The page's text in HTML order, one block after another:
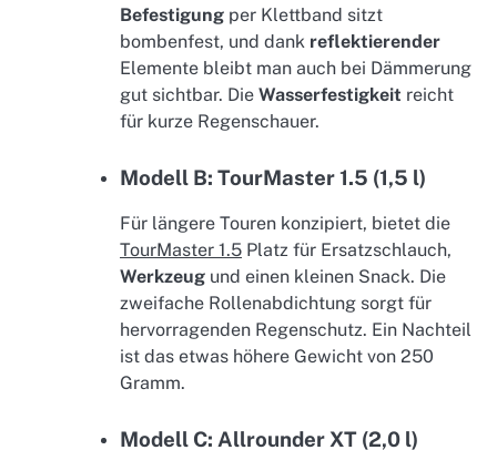
Befestigung per Klettband sitzt
bombenfest, und dank reflektierender
Elemente bleibt man auch bei Dämmerung
gut sichtbar. Die Wasserfestigkeit reicht
für kurze Regenschauer.
Modell B: TourMaster 1.5 (1,5 l)
Für längere Touren konzipiert, bietet die
TourMaster 1.5 Platz für Ersatzschlauch,
Werkzeug und einen kleinen Snack. Die
zweifache Rollenabdichtung sorgt für
hervorragenden Regenschutz. Ein Nachteil
ist das etwas höhere Gewicht von 250
Gramm.
Modell C: Allrounder XT (2,0 l)